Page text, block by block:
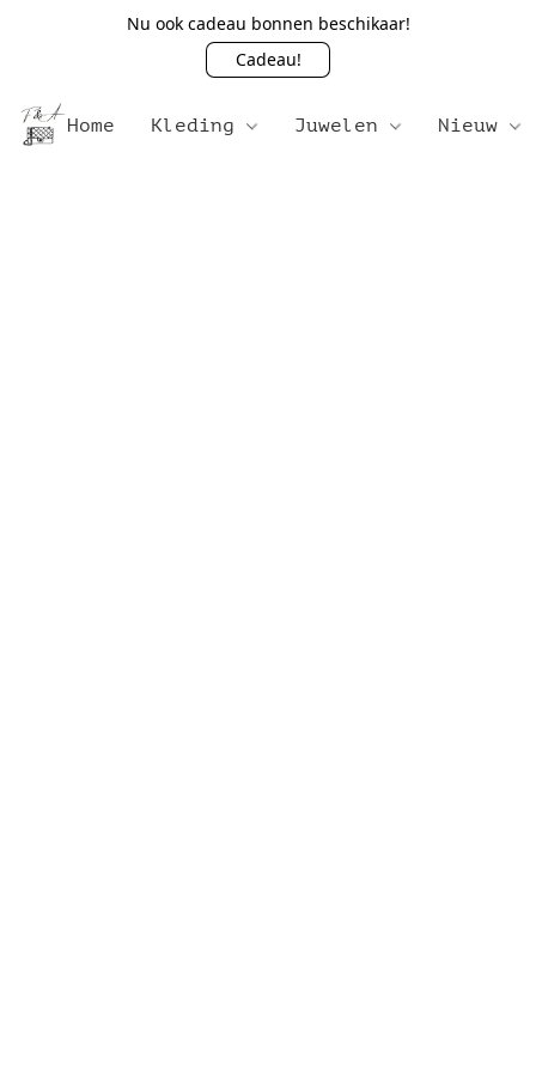
Nu ook cadeau bonnen beschikaar!
Cadeau!
Home Kleding Juwelen Nieuw